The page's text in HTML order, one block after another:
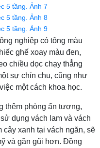
nghiệp có tông màu
ghế xoay màu đen,
chiều dọc chạy thẳng
sự chỉn chu, cũng như
một cách khoa học.
thêm phòng ấn tượng,
dụng vách lam và vách
cây xanh tại vách ngăn, sẽ
và gần gũi hơn. Đồng